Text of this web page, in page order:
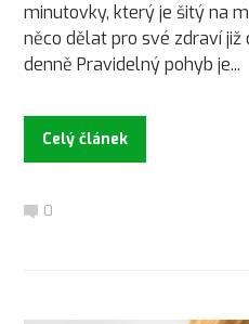
minutovky, který je šitý na
něco dělat pro své zdraví již
denně Pravidelný pohyb je...
Celý článek
0